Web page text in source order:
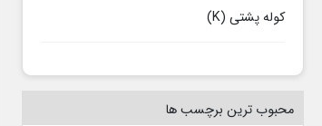
کوله پشتی (K)
محبوب ترین برچسب ها